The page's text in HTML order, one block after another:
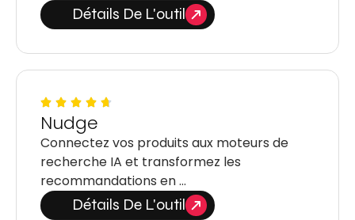
Détails De L'outil
Nudge
Connectez vos produits aux moteurs de
recherche IA et transformez les
recommandations en …
Détails De L'outil